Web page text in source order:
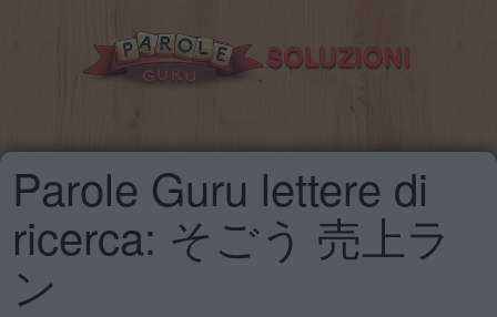
Parole Guru lettere di
ricerca: そごう 売上ラ
ン